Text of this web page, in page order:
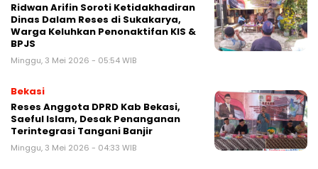
Ridwan Arifin Soroti Ketidakhadiran
Dinas Dalam Reses di Sukakarya,
Warga Keluhkan Penonaktifan KIS &
BPJS
Minggu, 3 Mei 2026 - 05:54 WIB
Bekasi
Reses Anggota DPRD Kab Bekasi,
Saeful Islam, Desak Penanganan
Terintegrasi Tangani Banjir
Minggu, 3 Mei 2026 - 04:33 WIB